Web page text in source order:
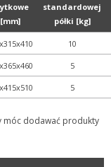
[mm]
standardowej
półki [kg]
10
5
5
móc dodawać produkty